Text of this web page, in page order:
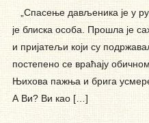
„Спасење дављеника је у
је блиска особа. Прошла је
и пријатељи који су
постепено се враћају
Њихова пажња и брига
А Ви? Ви као […]